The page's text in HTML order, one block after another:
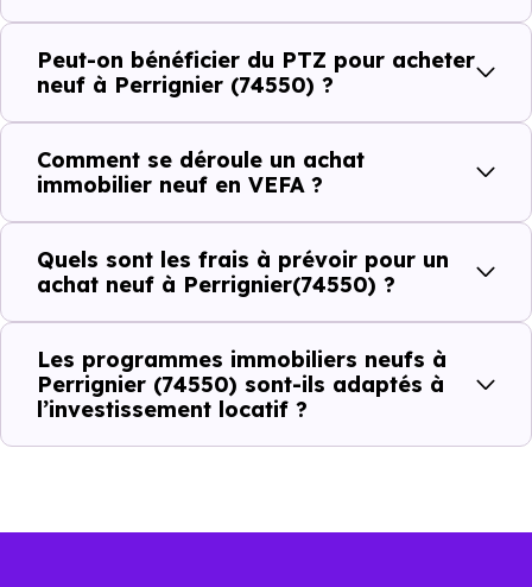
Combien coûte un logement à Perrignier
(74550) ?
C'est souvent la première question. Voici les repères de
prix à connaître pour un achat immobilier à Perrignier
(74550) :
minimum
moyen
maximum
3 874 €
Peut-on bénéficier du PTZ pour acheter
neuf à Perrignier (74550) ?
Comment se déroule un achat
immobilier neuf en VEFA ?
Quels sont les frais à prévoir pour un
achat neuf à Perrignier(74550) ?
Les programmes immobiliers neufs à
Perrignier (74550) sont-ils adaptés à
l’investissement locatif ?